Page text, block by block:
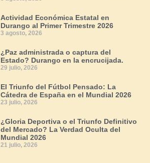
Actividad Económica Estatal en
Durango al Primer Trimestre 2026
3 agosto, 2026
¿Paz administrada o captura del
Estado? Durango en la encrucijada.
29 julio, 2026
El Triunfo del Fútbol Pensado: La
Cátedra de España en el Mundial 2026
23 julio, 2026
¿Gloria Deportiva o el Triunfo Definitivo
del Mercado? La Verdad Oculta del
Mundial 2026
21 julio, 2026